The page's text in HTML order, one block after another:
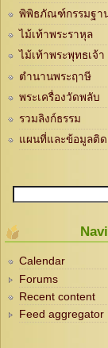
พิพิธภัณฑ์กรรมฐา
ไม้เท้าพระราหุล
ไม้เท้าพระพุทธเจ้า
ตำนานพระฤาษี
พระเครื่องวัดพลับ
รวมลิงก์ธรรม
แผนที่และข้อมูลติ
Calendar
Forums
Recent content
Feed aggregator